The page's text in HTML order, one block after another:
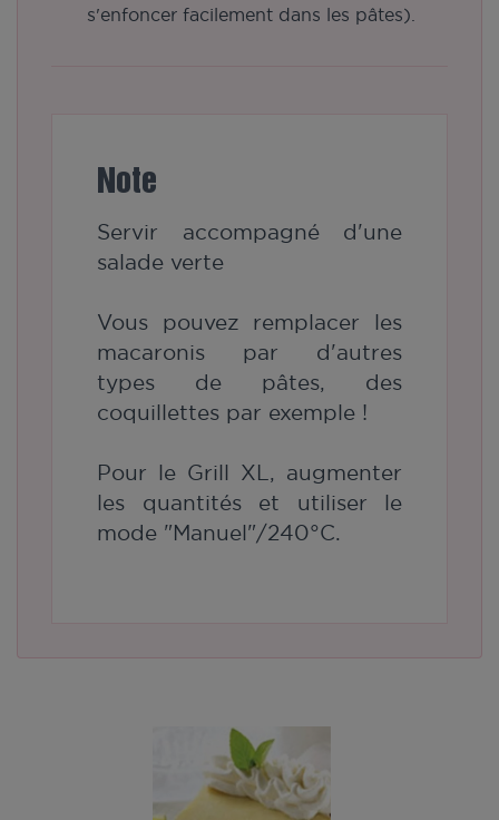
s'enfoncer facilement dans les pâtes).
Note
Servir accompagné d'une
salade verte
Vous pouvez remplacer les
macaronis par d'autres
types de pâtes, des
coquillettes par exemple !
Pour le Grill XL, augmenter
les quantités et utiliser le
mode "Manuel"/240°C.